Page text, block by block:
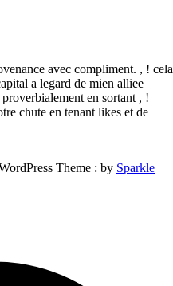
avec compliment. , ! cela
a legard de mien alliee
en sortant , !
chute en tenant likes et de
Theme : by Sparkle